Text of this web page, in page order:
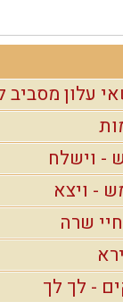
- וישלח
- ויצא
שרה
- לך לך